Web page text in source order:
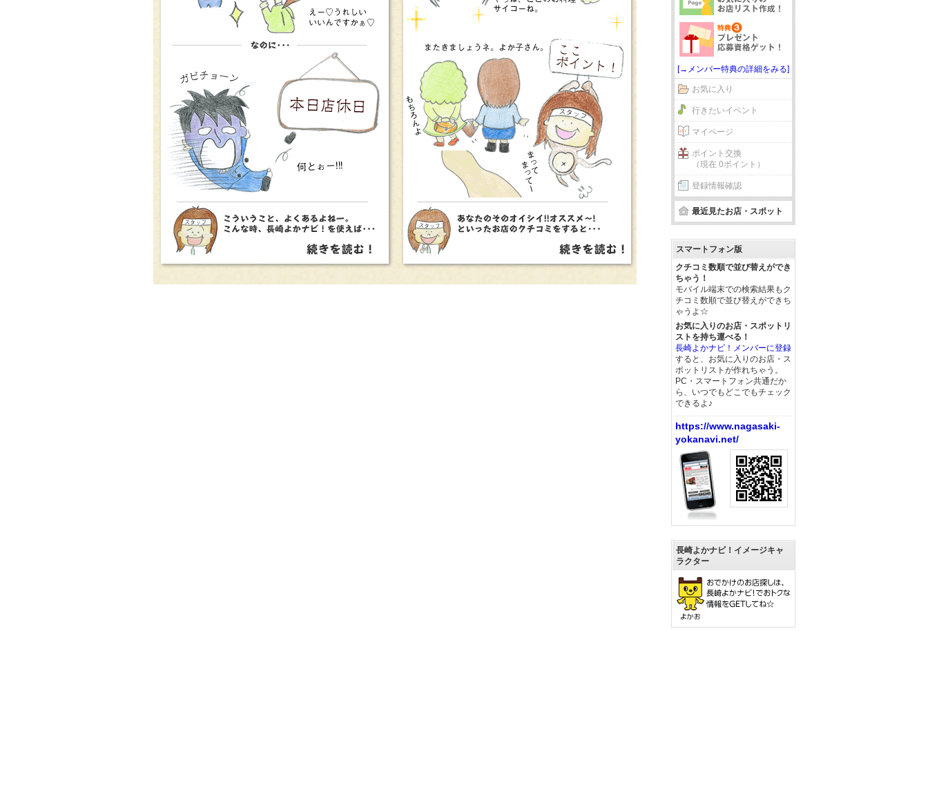
[→メンバー特典の詳細をみる]
お気に入り
行きたいイベント
マイページ
ポイント交換
（現在 0ポイント）
登録情報確認
最近見たお店・スポット
スマートフォン版
クチコミ数順で並び替えができ
ちゃう！
モバイル端末での検索結果もク
チコミ数順で並び替えができち
ゃうよ☆
お気に入りのお店・スポットリ
ストを持ち運べる！
長崎よかナビ！メンバーに登録
すると、お気に入りのお店・ス
ポットリストが作れちゃう。
PC・スマートフォン共通だか
ら、いつでもどこでもチェック
できるよ♪
https://www.nagasaki-
yokanavi.net/
長崎よかナビ！イメージキャ
ラクター